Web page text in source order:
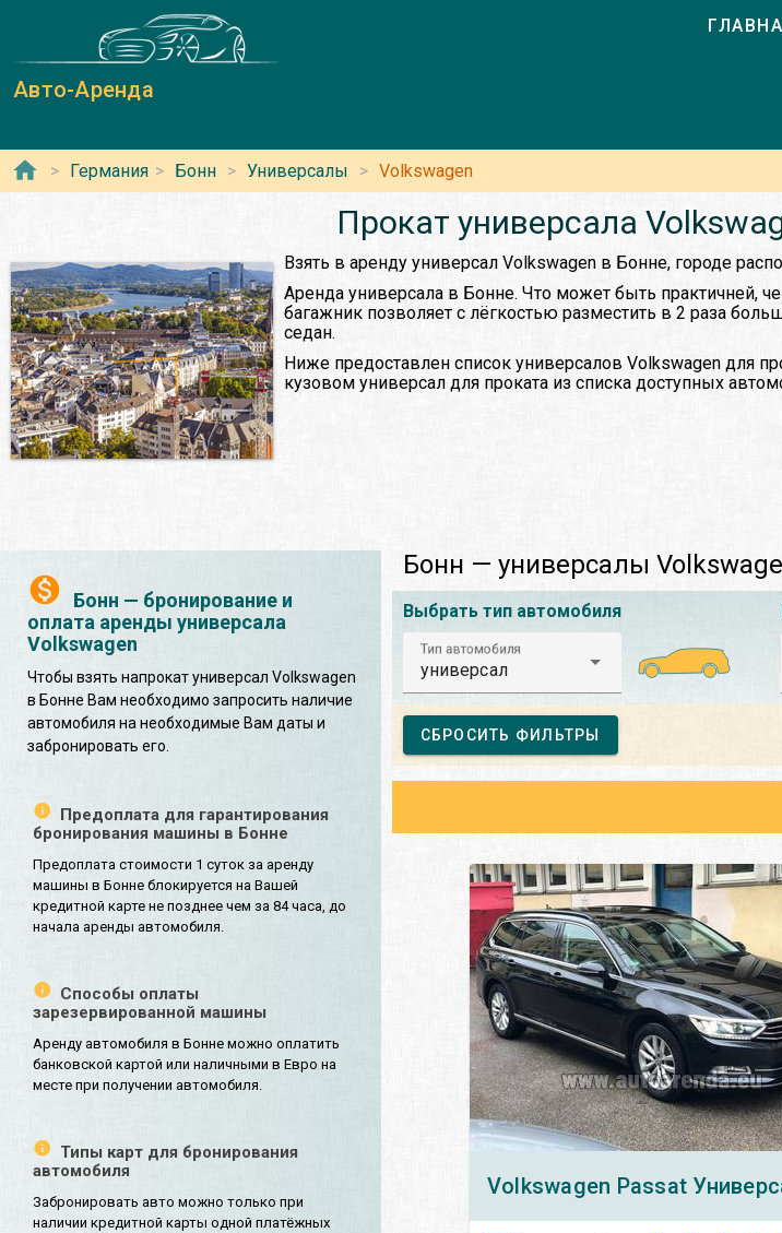
Авто-Аренда
Германия Бонн Универсалы Volkswagen
Прокат универсала
Взять в аренду универсал Volkswagen в Бонне, городе
Аренда универсала в Бонне. Что может быть практичней,
багажник позволяет с лёгкостью разместить в 2 раза
седан.
Ниже предоставлен список универсалов Volkswagen для
кузовом универсал для проката из списка доступных
Бонн — бронирование и
оплата аренды универсала
Volkswagen
Чтобы взять напрокат универсал Volkswagen
в Бонне Вам необходимо запросить наличие
автомобиля на необходимые Вам даты и
забронировать его.
Предоплата для гарантирования
бронирования машины в Бонне
Предоплата стоимости 1 суток за аренду
машины в Бонне блокируется на Вашей
кредитной карте не позднее чем за 84 часа, до
начала аренды автомобиля.
Способы оплаты
зарезервированной машины
Аренду автомобиля в Бонне можно оплатить
банковской картой или наличными в Евро на
месте при получении автомобиля.
Типы карт для бронирования
автомобиля
Забронировать авто можно только при
наличии кредитной карты одной платёжных
Бонн — универсалы
Выбрать тип автомобиля
Тип автомобиля
универсал
СБРОСИТЬ ФИЛЬТРЫ
Volkswagen Passat